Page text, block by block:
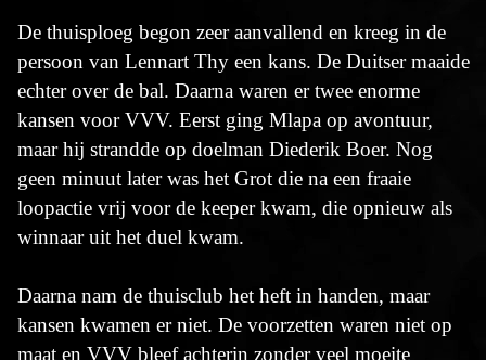
De thuisploeg begon zeer aanvallend en kreeg in de
persoon van Lennart Thy een kans. De Duitser maaide
echter over de bal. Daarna waren er twee enorme
kansen voor VVV. Eerst ging Mlapa op avontuur,
maar hij strandde op doelman Diederik Boer. Nog
geen minuut later was het Grot die na een fraaie
loopactie vrij voor de keeper kwam, die opnieuw als
winnaar uit het duel kwam.
Daarna nam de thuisclub het heft in handen, maar
kansen kwamen er niet. De voorzetten waren niet op
maat en VVV bleef achterin zonder veel moeite